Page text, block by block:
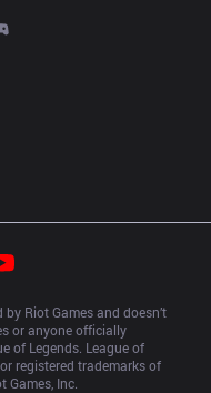
by Riot Games and doesn’t
or anyone officially
of Legends. League of
registered trademarks of
Games, Inc.